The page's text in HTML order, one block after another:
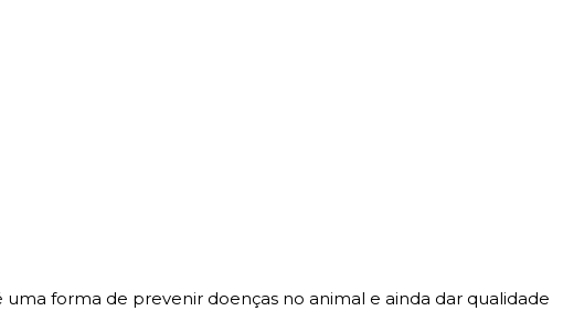
forma de prevenir doenças no animal e ainda dar qualidade